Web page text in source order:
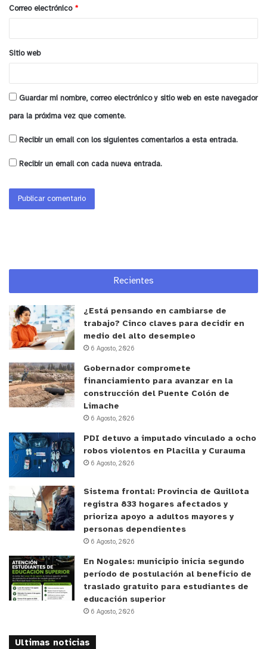
*
Correo electrónico *
Sitio web
Guardar mi nombre, correo electrónico y sitio web en este navegador
para la próxima vez que comente.
Recibir un email con los siguientes comentarios a esta entrada.
Recibir un email con cada nueva entrada.
Recientes
¿Está pensando en cambiarse de
trabajo? Cinco claves para decidir en
medio del alto desempleo
6 Agosto, 2026
Gobernador compromete
financiamiento para avanzar en la
construcción del Puente Colón de
Limache
6 Agosto, 2026
PDI detuvo a imputado vinculado a ocho
robos violentos en Placilla y Curauma
6 Agosto, 2026
Sistema frontal: Provincia de Quillota
registra 833 hogares afectados y
prioriza apoyo a adultos mayores y
personas dependientes
6 Agosto, 2026
En Nogales: municipio inicia segundo
período de postulación al beneficio de
traslado gratuito para estudiantes de
educación superior
6 Agosto, 2026
Ultimas noticias